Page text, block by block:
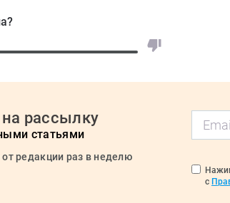
рассылку
статьями
редакции раз в неделю
с